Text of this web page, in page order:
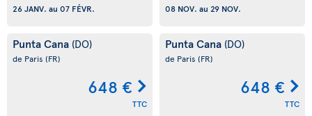
26 JANV. au 07 FÉVR. 08 NOV. au 29 NOV.
Punta Cana (DO)
de Paris (FR)
648 €
TTC
Punta Cana (DO)
de Paris (FR)
648 €
TTC